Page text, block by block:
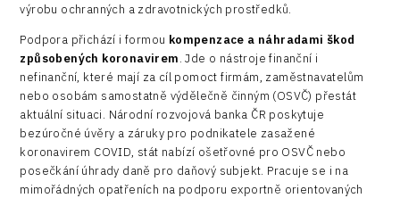
výrobu ochranných a zdravotnických prostředků.
Podpora přichází i formou kompenzace a náhradami škod
způsobených koronavirem. Jde o nástroje finanční i
nefinanční, které mají za cíl pomoct firmám, zaměstnavatelům
nebo osobám samostatně výdělečně činným (OSVČ) přestát
aktuální situaci. Národní rozvojová banka ČR poskytuje
bezúročné úvěry a záruky pro podnikatele zasažené
koronavirem COVID, stát nabízí ošetřovné pro OSVČ nebo
posečkání úhrady daně pro daňový subjekt. Pracuje se i na
mimořádných opatřeních na podporu exportně orientovaných